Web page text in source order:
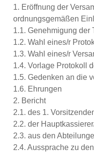
1. Eröffnung der
ordnungsgemäßen
1.1. Genehmigung der
1.2. Wahl eines/r
1.3. Wahl eines/r
1.4. Vorlage Protokoll
1.5. Gedenken an die
1.6. Ehrungen
2. Bericht
2.1. des 1.
2.2. der
2.3. aus den
2.4. Aussprache zu